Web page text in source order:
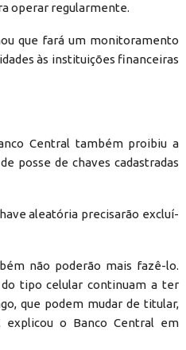
operar regularmente.
que fará um monitoramento
às instituições financeiras
Central também proibiu a
posse de chaves cadastradas
aleatória precisarão excluí-
não poderão mais fazê-lo.
tipo celular continuam a ter
que podem mudar de titular,
explicou o Banco Central em